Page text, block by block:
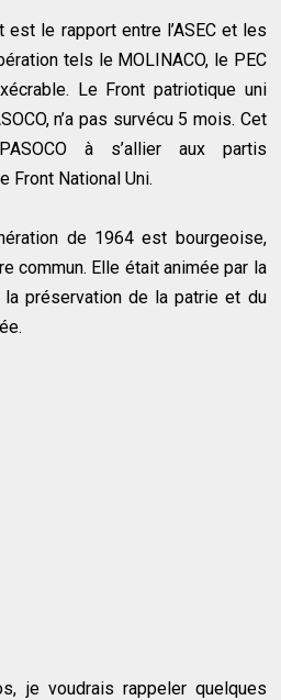
est le rapport entre l’ASEC et les
tels le MOLINACO, le PEC
Le Front patriotique uni
n’a pas survécu 5 mois. Cet
à s’allier aux partis
Front National Uni.
de 1964 est bourgeoise,
commun. Elle était animée par la
préservation de la patrie et du
je voudrais rappeler quelques